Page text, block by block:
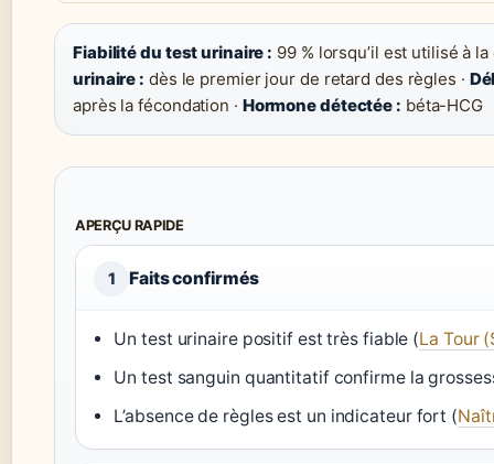
Fiabilité du test urinaire : 99 % lorsqu’il est utilisé à
urinaire : dès le premier jour de retard des règles ·
après la fécondation · Hormone détectée : béta-HCG
APERÇU RAPIDE
1 Faits confirmés
Un test urinaire positif est très fiable (La Tour
Un test sanguin quantitatif confirme la
L’absence de règles est un indicateur fort (